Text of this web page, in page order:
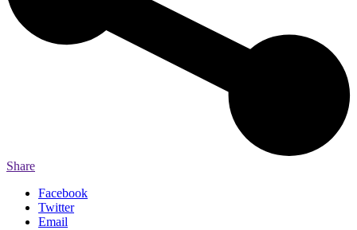
Share
Facebook
Twitter
Email